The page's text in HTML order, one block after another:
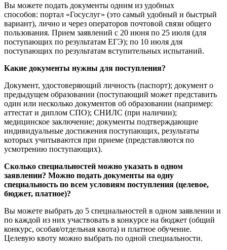
Вы можете подать документы одним из удобных
способов: портал «Госуслуг» (это самый удобный и быстрый
вариант), лично и через операторов почтовой связи общего
пользования. Прием заявлений с 20 июня по 25 июля (для
поступающих по результатам ЕГЭ); по 10 июля для
поступающих по результатам вступительных испытаний.
Какие документы нужны для поступления?
Документ, удостоверяющий личность (паспорт); документ о
предыдущем образовании (поступающий может представить
один или несколько документов об образовании (например:
аттестат и диплом СПО); СНИЛС (при наличии);
медицинское заключение; документы подтверждающие
индивидуальные достижения поступающих, результаты
которых учитываются при приеме (представляются по
усмотрению поступающих).
Сколько специальностей можно указать в одном
заявлении? Можно подать документы на одну
специальность по всем условиям поступления (целевое,
бюджет, платное)?
Вы можете выбрать до 5 специальностей в одном заявлении и
по каждой из них участвовать в конкурсе на бюджет (общий
конкурс, особая/отдельная квота) и платное обучение.
Целевую квоту можно выбрать по одной специальности.